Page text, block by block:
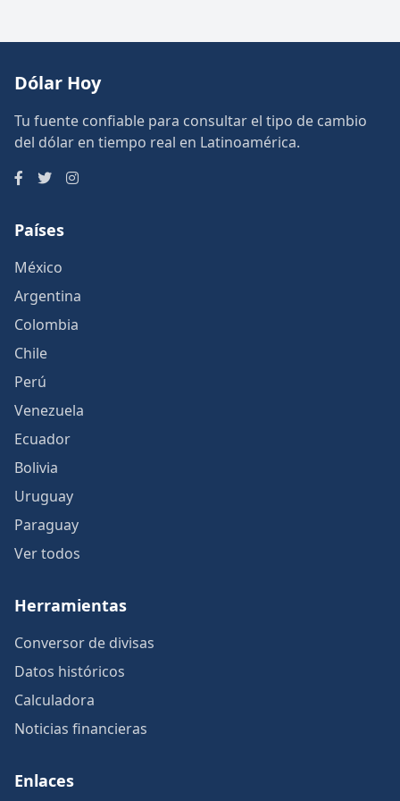
Dólar Hoy
Tu fuente confiable para consultar el tipo de cambio
del dólar en tiempo real en Latinoamérica.
Países
México
Argentina
Colombia
Chile
Perú
Venezuela
Ecuador
Bolivia
Uruguay
Paraguay
Ver todos
Herramientas
Conversor de divisas
Datos históricos
Calculadora
Noticias financieras
Enlaces